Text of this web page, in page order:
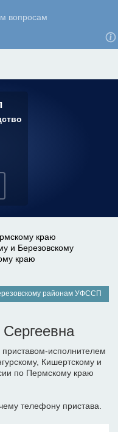
краю
и Березовскому
краю
районам УФССП
исполнителем
Кишертскому и
по Пермскому краю
телефону пристава.